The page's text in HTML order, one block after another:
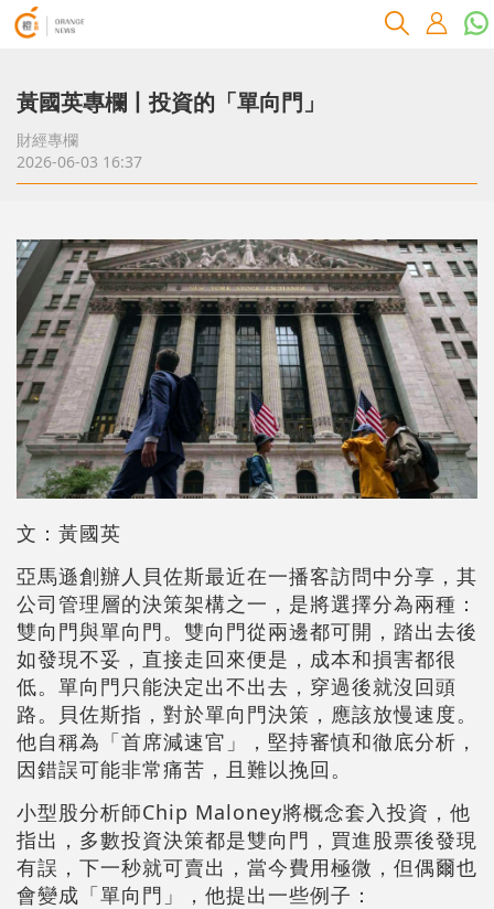
黃國英專欄丨投資的「單向門」
財經專欄
2026-06-03 16:37
文：黃國英
亞馬遜創辦人貝佐斯最近在一播客訪問中分享，其
公司管理層的決策架構之一，是將選擇分為兩種：
雙向門與單向門。雙向門從兩邊都可開，踏出去後
如發現不妥，直接走回來便是，成本和損害都很
低。單向門只能決定出不出去，穿過後就沒回頭
路。貝佐斯指，對於單向門決策，應該放慢速度。
他自稱為「首席減速官」，堅持審慎和徹底分析，
因錯誤可能非常痛苦，且難以挽回。
小型股分析師Chip Maloney將概念套入投資，他
指出，多數投資決策都是雙向門，買進股票後發現
有誤，下一秒就可賣出，當今費用極微，但偶爾也
會變成「單向門」，他提出一些例子：